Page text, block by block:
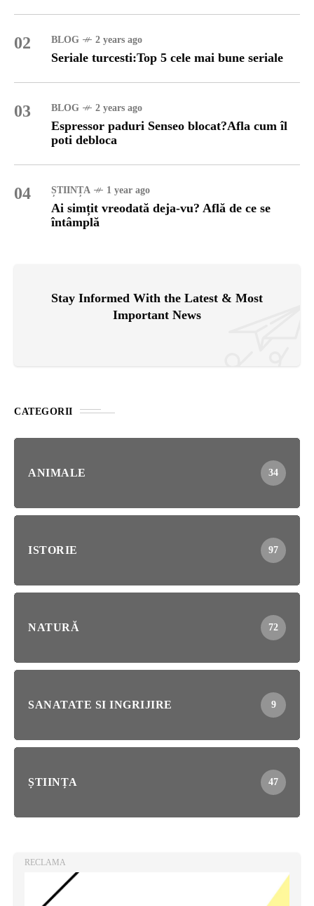
02 BLOG 2 years ago
Seriale turcesti:Top 5 cele mai bune seriale
03 BLOG 2 years ago
Espressor paduri Senseo blocat?Afla cum îl
poti debloca
04 ȘTIINȚA 1 year ago
Ai simțit vreodată deja-vu? Află de ce se
întâmplă
Stay Informed With the Latest & Most
Important News
CATEGORII
ANIMALE 34
ISTORIE 97
NATURĂ 72
SANATATE SI INGRIJIRE 9
ȘTIINȚA 47
RECLAMA